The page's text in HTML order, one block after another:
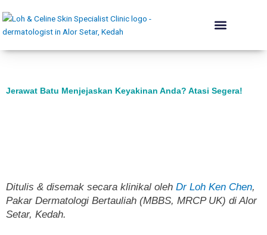
to
content
Jerawat Batu​ Menjejaskan Keyakinan Anda? Atasi Segera!
Ditulis & disemak secara klinikal oleh Dr Loh Ken Chen,
Pakar Dermatologi Bertauliah (MBBS, MRCP UK) di Alor
Setar, Kedah.